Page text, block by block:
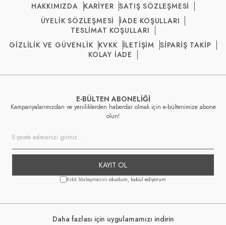
HAKKIMIZDA KARİYER SATIŞ SÖZLEŞMESİ
ÜYELİK SÖZLEŞMESİ
İADE KOŞULLARI
TESLİMAT KOŞULLARI
GİZLİLİK VE GÜVENLİK KVKK İLETİŞİM
SİPARİŞ TAKİP
KOLAY İADE
E-BÜLTEN ABONELİĞİ
Kampanyalarımızdan ve yeniliklerden haberdar olmak için e-bültenimize abone
olun!
KAYIT OL
Kvkk Sözleşmesini okudum, kabul ediyorum
Daha fazlası için uygulamamızı indirin